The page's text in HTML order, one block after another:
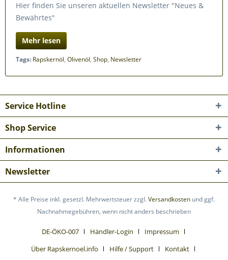
Hier finden Sie unseren aktuellen Newsletter "Neues &
Bewährtes"
Mehr lesen
Tags: Rapskernöl, Olivenöl, Shop, Newsletter
Service Hotline
Shop Service
Informationen
Newsletter
* Alle Preise inkl. gesetzl. Mehrwertsteuer zzgl.Versandkosten und ggf.
Nachnahmegebühren, wenn nicht anders beschrieben
DE-ÖKO-007 Händler-Login
Impressum
Über Rapskernoel.info
Hilfe / Support Kontakt